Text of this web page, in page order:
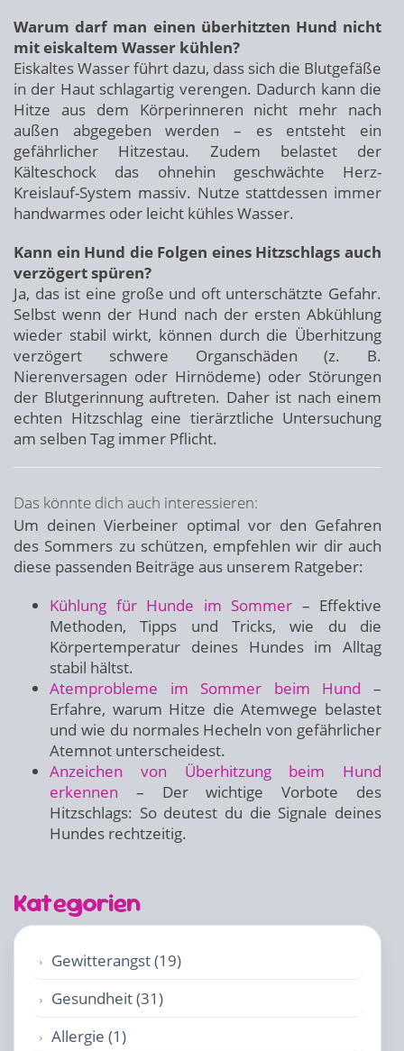
Warum darf man einen überhitzten Hund nicht
mit eiskaltem Wasser kühlen?
Eiskaltes Wasser führt dazu, dass sich die Blutgefäße
in der Haut schlagartig verengen. Dadurch kann die
Hitze aus dem Körperinneren nicht mehr nach
außen abgegeben werden – es entsteht ein
gefährlicher Hitzestau. Zudem belastet der
Kälteschock das ohnehin geschwächte Herz-
Kreislauf-System massiv. Nutze stattdessen immer
handwarmes oder leicht kühles Wasser.
Kann ein Hund die Folgen eines Hitzschlags auch
verzögert spüren?
Ja, das ist eine große und oft unterschätzte Gefahr.
Selbst wenn der Hund nach der ersten Abkühlung
wieder stabil wirkt, können durch die Überhitzung
verzögert schwere Organschäden (z. B.
Nierenversagen oder Hirnödeme) oder Störungen
der Blutgerinnung auftreten. Daher ist nach einem
echten Hitzschlag eine tierärztliche Untersuchung
am selben Tag immer Pflicht.
Das könnte dich auch interessieren:
Um deinen Vierbeiner optimal vor den Gefahren
des Sommers zu schützen, empfehlen wir dir auch
diese passenden Beiträge aus unserem Ratgeber:
Kühlung für Hunde im Sommer – Effektive
Methoden, Tipps und Tricks, wie du die
Körpertemperatur deines Hundes im Alltag
stabil hältst.
Atemprobleme im Sommer beim Hund –
Erfahre, warum Hitze die Atemwege belastet
und wie du normales Hecheln von gefährlicher
Atemnot unterscheidest.
Anzeichen von Überhitzung beim Hund
erkennen – Der wichtige Vorbote des
Hitzschlags: So deutest du die Signale deines
Hundes rechtzeitig.
Kategorien
Gewitterangst (19)
Gesundheit (31)
Allergie (1)